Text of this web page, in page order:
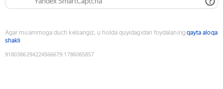
Agar muammoga duch kelsangiz, u holda quyidagidan foydalaning qayta aloqa
shakli
9180386294224566679:1786065857